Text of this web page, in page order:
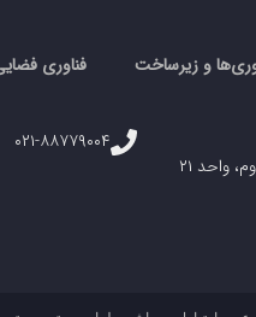
و زیرساخت فناوری
۰۲۱-۸۸۷۷۹۰۰۴